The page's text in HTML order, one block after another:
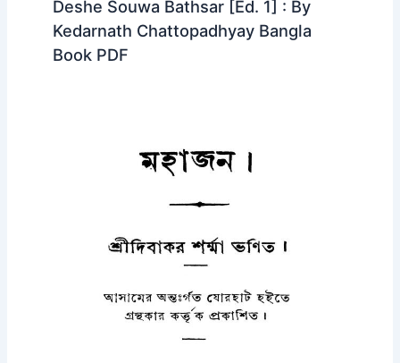
Deshe Souwa Bathsar [Ed. 1] : By
Kedarnath Chattopadhyay Bangla
Book PDF